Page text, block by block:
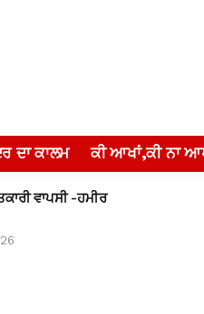
ਦਾ ਕਾਲਮ ਕੀ ਆਖਾਂ,ਕੀ ਨਾ
ਵਾਪਸੀ -ਹਮੀਰ